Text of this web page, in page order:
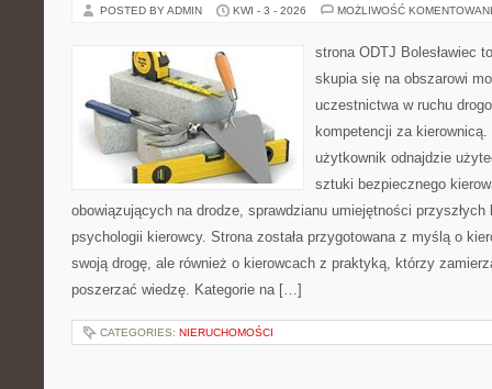
POSTED BY ADMIN KWI - 3 - 2026 MOŻLIWOŚĆ
strona ODTJ Bolesławiec
skupia się na obszarowi
uczestnictwa w ruchu
kompetencji za
użytkownik odnajdzie
sztuki bezpiecznego
obowiązujących na drodze, sprawdzianu umiejętności przyszłych
psychologii kierowcy. Strona została przygotowana z myślą o
swoją drogę, ale również o kierowcach z praktyką, którzy
poszerzać wiedzę. Kategorie na […]
CATEGORIES: NIERUCHOMOŚCI